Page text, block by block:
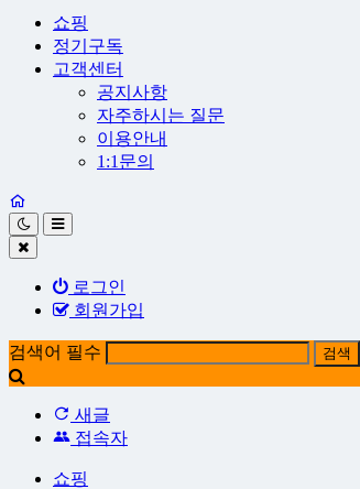
쇼핑
정기구독
고객센터
공지사항
자주하시는 질문
이용안내
1:1문의
로그인
회원가입
검색어 필수
새글
접속자
쇼핑